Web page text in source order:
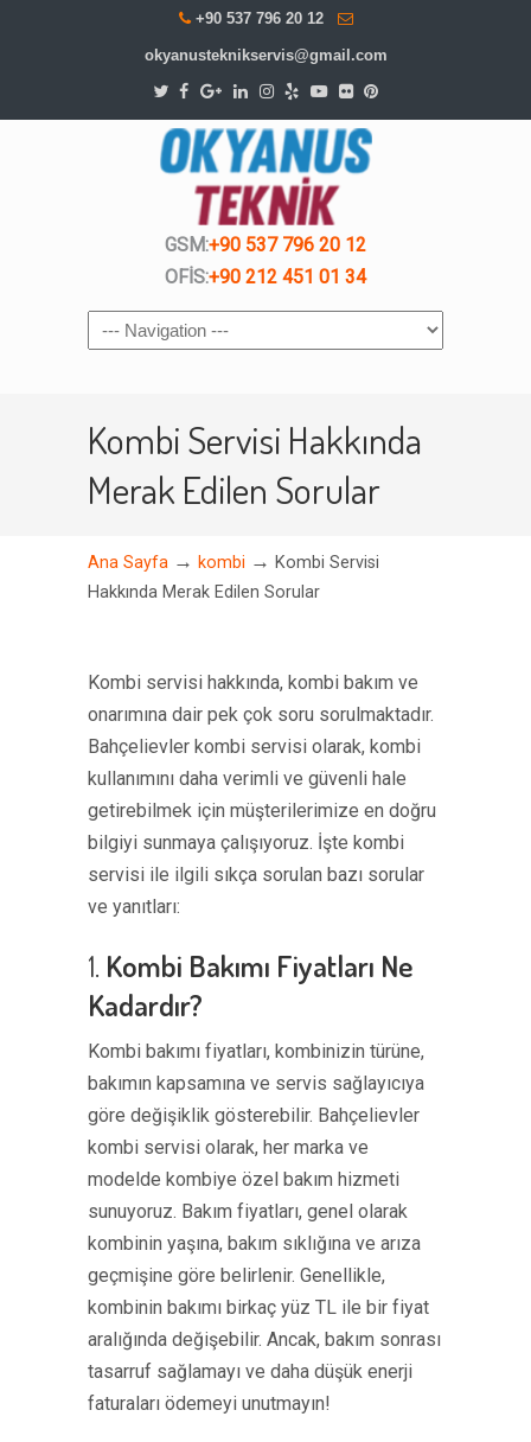
+90 537 796 20 12
okyanusteknikservis@gmail.com
GSM:+90 537 796 20 12
OFİS:+90 212 451 01 34
Navigation
Kombi Servisi Hakkında
Merak Edilen Sorular
Ana Sayfa → kombi → Kombi Servisi
Hakkında Merak Edilen Sorular
Kombi servisi hakkında, kombi bakım ve
onarımına dair pek çok soru sorulmaktadır.
Bahçelievler kombi servisi olarak, kombi
kullanımını daha verimli ve güvenli hale
getirebilmek için müşterilerimize en doğru
bilgiyi sunmaya çalışıyoruz. İşte kombi
servisi ile ilgili sıkça sorulan bazı sorular
ve yanıtları:
1. Kombi Bakımı Fiyatları Ne
Kadardır?
Kombi bakımı fiyatları, kombinizin türüne,
bakımın kapsamına ve servis sağlayıcıya
göre değişiklik gösterebilir. Bahçelievler
kombi servisi olarak, her marka ve
modelde kombiye özel bakım hizmeti
sunuyoruz. Bakım fiyatları, genel olarak
kombinin yaşına, bakım sıklığına ve arıza
geçmişine göre belirlenir. Genellikle,
kombinin bakımı birkaç yüz TL ile bir fiyat
aralığında değişebilir. Ancak, bakım sonrası
tasarruf sağlamayı ve daha düşük enerji
faturaları ödemeyi unutmayın!